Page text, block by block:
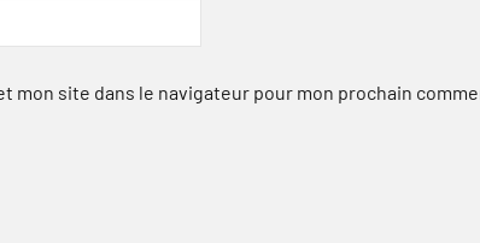
mon site dans le navigateur pour mon prochain